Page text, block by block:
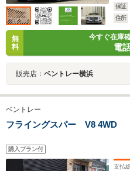
保証
住所
無
料
今すぐ在庫
電
販売店： ベントレー横浜
ベントレー
フライングスパー V8 4WD
購入プラン付
支払